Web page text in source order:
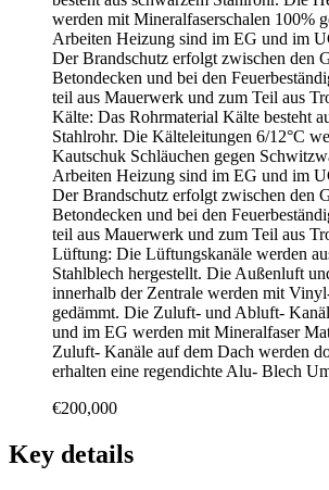
werden mit Mineralfaserschalen 100%
Arbeiten Heizung sind im EG und im
Der Brandschutz erfolgt zwischen den
Betondecken und bei den
teil aus Mauerwerk und zum Teil aus
Kälte: Das Rohrmaterial Kälte besteht
Stahlrohr. Die Kälteleitungen 6/12°C
Kautschuk Schläuchen gegen
Arbeiten Heizung sind im EG und im
Der Brandschutz erfolgt zwischen den
Betondecken und bei den
teil aus Mauerwerk und zum Teil aus
Lüftung: Die Lüftungskanäle werden
Stahlblech hergestellt. Die Außenluft
innerhalb der Zentrale werden mit
gedämmt. Die Zuluft- und Abluft-
und im EG werden mit Mineralfaser
Zuluft- Kanäle auf dem Dach werden
erhalten eine regendichte Alu- Blech
€200,000
Key details